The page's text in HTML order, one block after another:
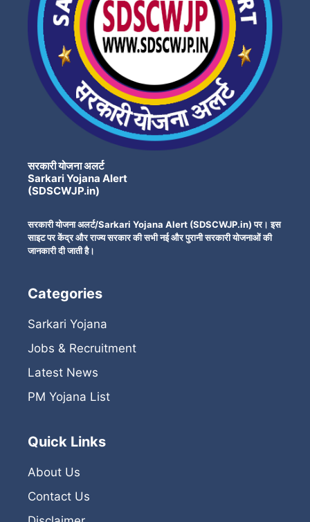
सरकारी योजना अलर्ट
Sarkari Yojana Alert
(SDSCWJP.in)
सरकारी योजना अलर्ट/Sarkari Yojana Alert (SDSCWJP.in) पर। इस
साइट पर केंद्र और राज्य सरकार की सभी नई और पुरानी सरकारी योजनाओं की
जानकारी दी जाती है।
Categories
Sarkari Yojana
Jobs & Recruitment
Latest News
PM Yojana List
Quick Links
About Us
Contact Us